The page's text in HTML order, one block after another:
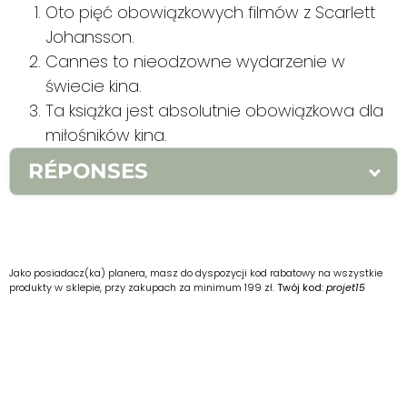
Oto pięć obowiązkowych filmów z Scarlett
Johansson.
Cannes to nieodzowne wydarzenie w
świecie kina.
Ta książka jest absolutnie obowiązkowa dla
miłośników kina.
RÉPONSES
2.1. Voici cinq films incontournables avec
Scarlett Johansson. 2. Cannes est un
Jako posiadacz(ka) planera, masz do dyspozycji kod rabatowy na wszystkie
produkty w sklepie, przy zakupach za minimum 199 zł.Twój kod:projet15